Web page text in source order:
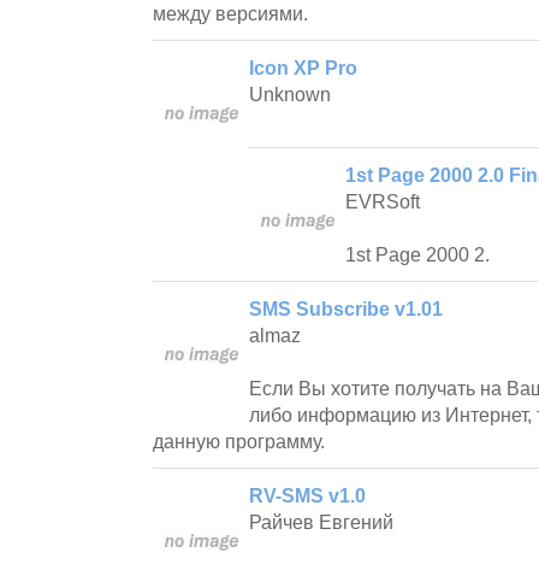
между версиями.
Icon XP Pro
Unknown
1st Page 2000 2.0
EVRSoft
1st Page 2000 2.
SMS Subscribe v1.01
almaz
Если Вы хотите получать на
либо информацию из Интернет,
данную программу.
RV-SMS v1.0
Райчев Евгений